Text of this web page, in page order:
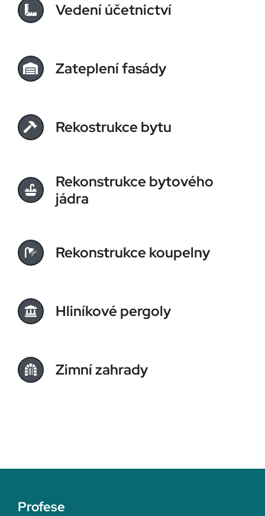
Vedení účetnictví
Zateplení fasády
Rekostrukce bytu
Rekonstrukce bytového
jádra
Rekonstrukce koupelny
Hliníkové pergoly
Zimní zahrady
Profese